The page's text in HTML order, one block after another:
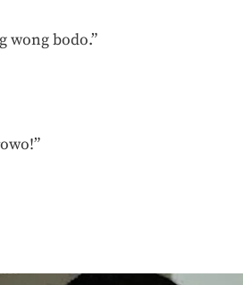
wong bodo.”